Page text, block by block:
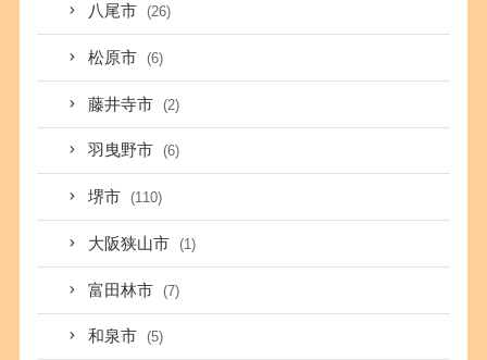
八尾市 (26)
松原市 (6)
藤井寺市 (2)
羽曳野市 (6)
堺市 (110)
大阪狭山市 (1)
富田林市 (7)
和泉市 (5)